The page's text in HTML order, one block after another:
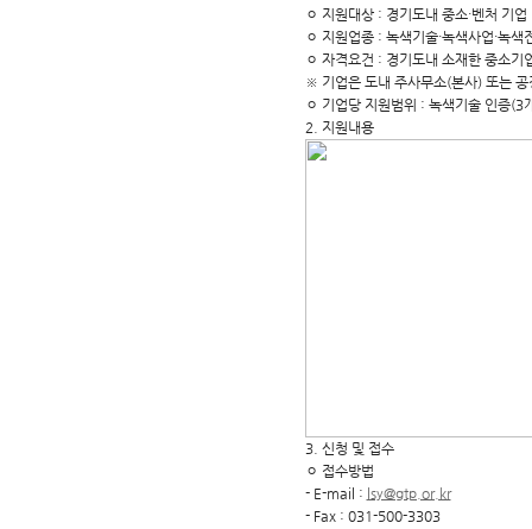
ㅇ 지원대상 : 경기도내 중소·벤처 기
ㅇ 지원업종 : 녹색기술·녹색사업·녹색
ㅇ 자격요건 : 경기도내 소재한 중소
※ 기업은 도내 주사무소(본사) 또는
ㅇ 기업당 지원범위 : 녹색기술 인증
2. 지원내용
3. 신청 및 접수
ㅇ 접수방법
- E-mail : lsy@gtp.or.kr
- Fax : 031-500-3303